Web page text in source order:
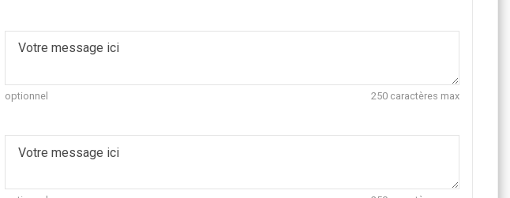
optionnel 250 caractères max